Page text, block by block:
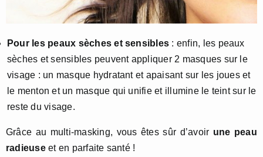
Pour les peaux sèches et sensibles : enfin, les peaux
sèches et sensibles peuvent appliquer 2 masques sur le
visage : un masque hydratant et apaisant sur les joues et
le menton et un masque qui unifie et illumine le teint sur le
reste du visage.
Grâce au multi-masking, vous êtes sûr d’avoir une peau
radieuseet en parfaite santé !